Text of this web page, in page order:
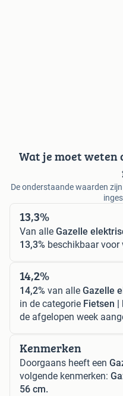
Wat je moet weten
De onderstaande waarden
13,3%
Van alle Gazelle
13,3% beschikbaar voor
14,2%
14,2% van alle Gazelle
in de categorie Fietsen
de afgelopen week
Kenmerken
Doorgaans heeft een
volgende kenmerken:
56 cm.